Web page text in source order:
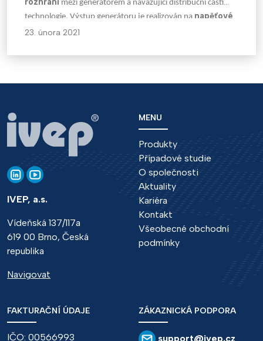
mezi generátorem a navazující distribuční částí
technologie. Výstup generátoru je realizován na napěťové
hladině 6,3 kV
23. února 2021
IVEP, a.s.
Vídeňská 137/117a
619 00 Brno, Česká
republika
Navigovat
MENU
Produkty
Případové studie
O společnosti
Aktuality
Kariéra
Kontakt
Všeobecné obchodní
podmínky
FAKTURAČNÍ ÚDAJE
IČO: 00566993
ZÁKAZNICKÁ PODPORA
support@ivep.cz